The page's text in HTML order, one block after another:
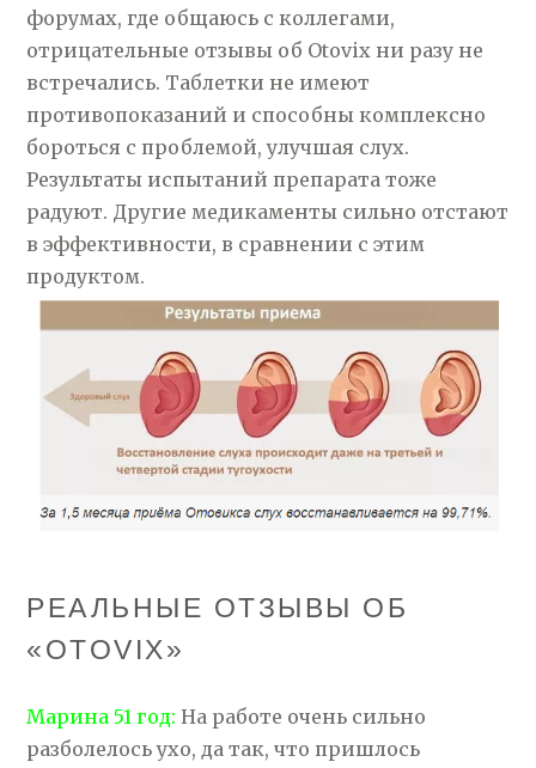
форумах, где общаюсь с коллегами,
отрицательные отзывы об Otovix ни разу не
встречались. Таблетки не имеют
противопоказаний и способны комплексно
бороться с проблемой, улучшая слух.
Результаты испытаний препарата тоже
радуют. Другие медикаменты сильно отстают
в эффективности, в сравнении с этим
продуктом.
РЕАЛЬНЫЕ ОТЗЫВЫ ОБ
«OTOVIX»
Марина 51 год: На работе очень сильно
разболелось ухо, да так, что пришлось